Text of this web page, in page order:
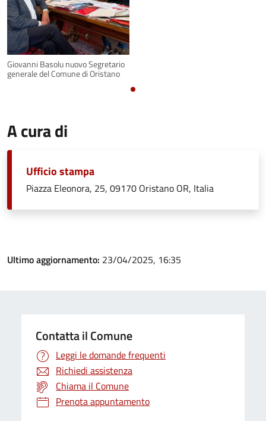
Giovanni Basolu nuovo Segretario
generale del Comune di Oristano
A cura di
Ufficio stampa
Piazza Eleonora, 25, 09170 Oristano OR, Italia
Ultimo aggiornamento: 23/04/2025, 16:35
Contatta il Comune
Leggi le domande frequenti
Richiedi assistenza
Chiama il Comune
Prenota appuntamento